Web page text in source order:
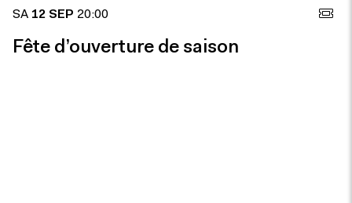
SA 12 SEP 20:00
Fête d’ouverture de saison